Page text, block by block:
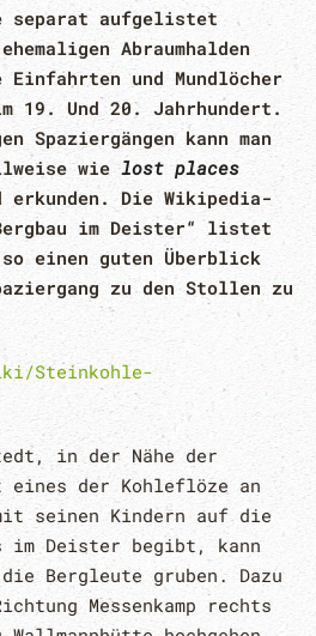
separat aufgelistet
Abraumhalden
Einfahrten und Mundlöcher
19. Und 20. Jahrhundert.
Spaziergängen kann man
wielost places
erkunden. Die Wikipedia-
im Deister“ listet
einen guten Überblick
zu den Stollen zu
Steinkohle-
in der Nähe der
der Kohleflöze an
seinen Kindern auf die
im Deister begibt, kann
Bergleute gruben. Dazu
Messenkamp rechts